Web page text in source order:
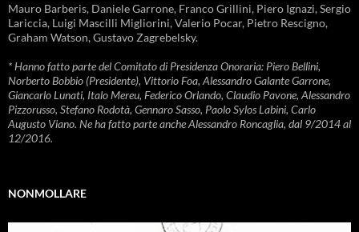
Mauro Barberis, Daniele Garrone, Franco Grillini, Piero Ignazi, Sergio
Lariccia, Luigi Mascilli Migliorini, Valerio Pocar, Pietro Rescigno,
Graham Watson, Gustavo Zagrebelsky.
* Hanno fatto parte del Comitato di Presidenza Onoraria: Piero Bellini,
Norberto Bobbio (Presidente), Vittorio Foa, Alessandro Galante Garrone,
Giancarlo Lunati, Italo Mereu, Federico Orlando, Claudio Pavone, Alessandro
Pizzorusso, Stefano Rodotà, Gennaro Sasso, Paolo Sylos Labini, Carlo
Augusto Viano. Ne ha fatto parte anche Alessandro Roncaglia, dal 9/2014 al
12/2016.
NONMOLLARE